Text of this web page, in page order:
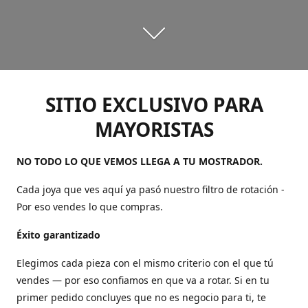
SITIO EXCLUSIVO PARA
MAYORISTAS
NO TODO LO QUE VEMOS LLEGA A TU MOSTRADOR.
Cada joya que ves aquí ya pasó nuestro filtro de rotación -
Por eso vendes lo que compras.
Éxito garantizado
Elegimos cada pieza con el mismo criterio con el que tú
vendes — por eso confiamos en que va a rotar. Si en tu
primer pedido concluyes que no es negocio para ti, te